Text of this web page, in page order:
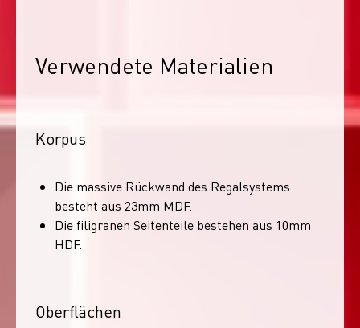
Verwendete Materialien
Korpus
Die massive Rückwand des Regalsystems
besteht aus 23mm MDF.
Die filigranen Seitenteile bestehen aus 10mm
HDF.
Oberflächen